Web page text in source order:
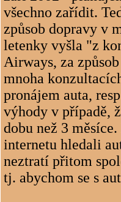
všechno zařídit.
způsob dopravy v
letenky vyšla "z
Airways, za
mnoha
pronájem auta,
výhody v případě,
dobu než 3
internetu hledali
neztratí přitom
tj. abychom se s